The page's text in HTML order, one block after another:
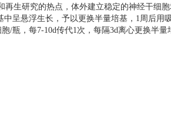
生研究的热点，体外建立稳定的神经干细
呈悬浮生长，予以更换半量培基， 1周后用
胞/瓶，每7-10d传代1次，每隔3d离心更换半量